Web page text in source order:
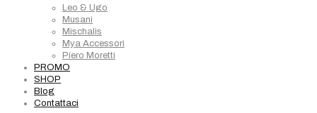
Leo & Ugo
Musani
Mischalis
Mya Accessori
Piero Moretti
PROMO
SHOP
Blog
Contattaci